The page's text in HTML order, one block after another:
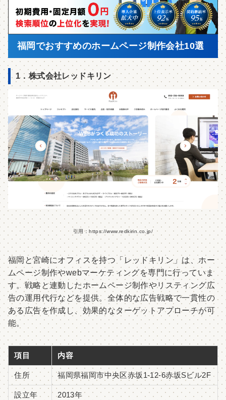
福岡でおすすめのホームページ制作会社10選
1．株式会社レッドキリン
引用：https://www.redkirin.co.jp/
福岡と宮崎にオフィスを持つ「レッドキリン」は、ホー
ムページ制作やwebマーケティングを専門に行っていま
す。戦略と連動したホームページ制作やリスティング広
告の運用代行などを提供。全体的な広告戦略で一貫性の
ある広告を作成し、効果的なターゲットアプローチが可
能。
項目 内容
住所 福岡県福岡市中央区赤坂1-12-6赤坂Sビル2F
設立年 2013年